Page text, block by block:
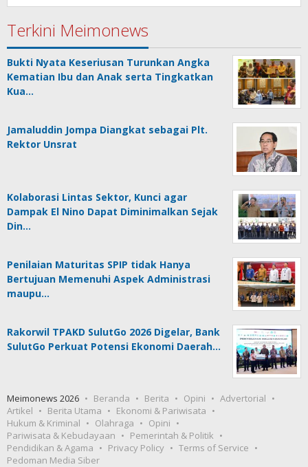
Terkini Meimonews
Bukti Nyata Keseriusan Turunkan Angka
Kematian Ibu dan Anak serta Tingkatkan
Kua…
Jamaluddin Jompa Diangkat sebagai Plt.
Rektor Unsrat
Kolaborasi Lintas Sektor, Kunci agar
Dampak El Nino Dapat Diminimalkan Sejak
Din…
Penilaian Maturitas SPIP tidak Hanya
Bertujuan Memenuhi Aspek Administrasi
maupu…
Rakorwil TPAKD SulutGo 2026 Digelar, Bank
SulutGo Perkuat Potensi Ekonomi Daerah…
Meimonews 2026 Beranda Berita Opini
Advertorial
Artikel
Berita Utama
Ekonomi & Pariwisata
Hukum & Kriminal
Olahraga
Opini
Pariwisata & Kebudayaan
Pemerintah & Politik
Pendidikan & Agama
Privacy Policy
Terms of Service
Pedoman Media Siber